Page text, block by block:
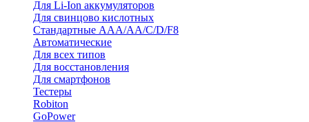
Для Li-Ion аккумуляторов
Для свинцово кислотных
Стандартные ААА/АА/С/D/F8
Автоматические
Для всех типов
Для восстановления
Для смартфонов
Тестеры
Robiton
GoPower